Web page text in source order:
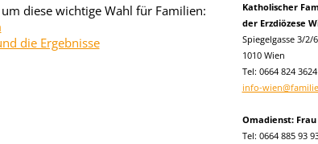
diese wichtige Wahl für Familien:
die Ergebnisse
Katholischer
der Erzdiözese
Spiegelgasse 3/2/6
1010 Wien
Tel: 0664 824 3624
info-
Omadienst: Frau
Tel: 0664 885 93